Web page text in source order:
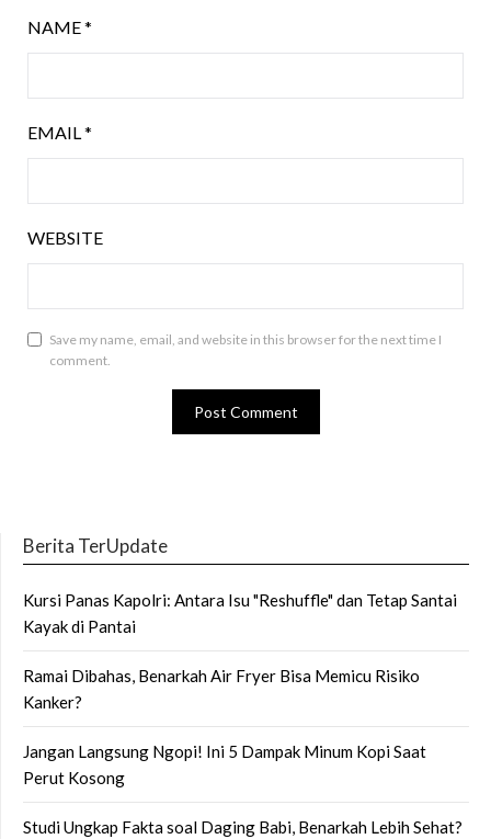
NAME*
EMAIL*
WEBSITE
Save my name, email, and website in this browser for the next time I
comment.
Berita TerUpdate
Kursi Panas Kapolri: Antara Isu "Reshuffle" dan Tetap Santai
Kayak di Pantai
Ramai Dibahas, Benarkah Air Fryer Bisa Memicu Risiko
Kanker?
Jangan Langsung Ngopi! Ini 5 Dampak Minum Kopi Saat
Perut Kosong
Studi Ungkap Fakta soal Daging Babi, Benarkah Lebih Sehat?